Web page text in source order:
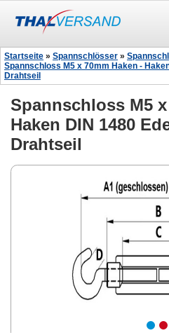
Startseite » Spannschlösser »
Spannschloss M5 x 70mm Haken -
Drahtseil
Spannschloss M5
Haken DIN 1480
Drahtseil